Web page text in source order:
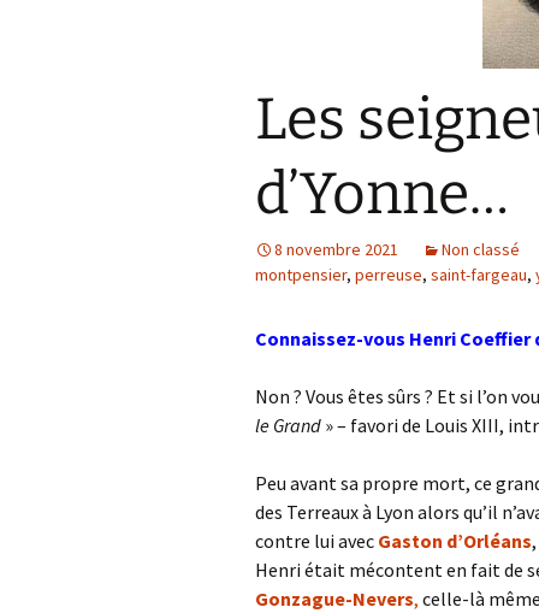
Les
d’Yonne…
8 novembre 2021 Non classé
montpensier, perreuse, saint-fargeau,
Connaissez-vous Henri Coeffier
Non ? Vous êtes sûrs ? Et si l’on
le Grand » – favori de Louis XIII,
Peu avant sa propre mort, ce
des Terreaux à Lyon alors qu’il
contre lui avec Gaston d’Orléans
Henri était mécontent en fait de
Gonzague-Nevers, celle-là